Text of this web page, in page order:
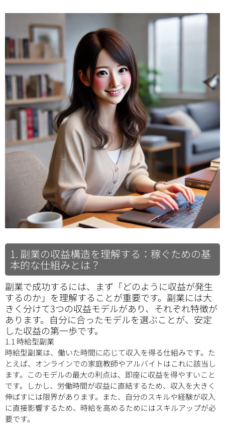
1. 副業の収益構造を理解する：稼ぐための基
本的な仕組みとは？
副業で成功するには、まず「どのように収益が発生
するのか」を理解することが重要です。副業には大
きく分けて3つの収益モデルがあり、それぞれ特徴が
あります。自分に合ったモデルを選ぶことが、安定
した収益の第一歩です。
1.1 時給型副業
時給型副業は、働いた時間に応じて収入を得る仕組みです。た
とえば、オンラインでの家庭教師やアルバイトはこれに該当し
ます。このモデルの最大の利点は、即座に収益を得やすいこと
です。しかし、労働時間が収益に直結するため、収入を大きく
伸ばすには限界があります。また、自分のスキルや経験が収入
に直接影響するため、時給を高めるためにはスキルアップが必
要です。